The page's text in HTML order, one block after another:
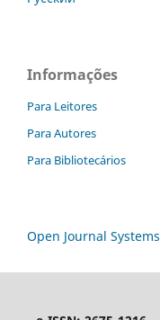
Informações
Para Leitores
Para Autores
Para Bibliotecários
Open Journal Systems